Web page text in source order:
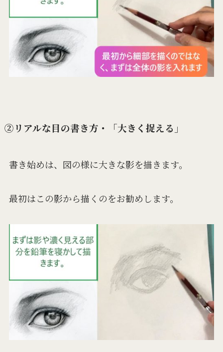
②リアルな目の書き方・「大きく捉える」
書き始めは、図の様に大きな影を描きます。
最初はこの影から描くのをお勧めします。